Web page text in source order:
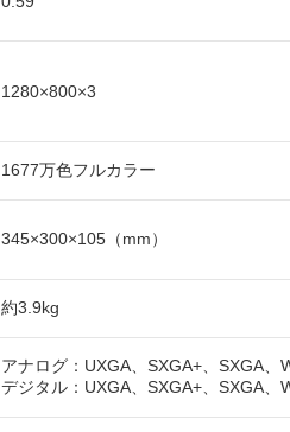
1280×800×3
1677万色フルカラー
345×300×105（mm）
約3.9kg
アナログ：UXGA、SXGA+、SXGA
デジタル：UXGA、SXGA+、SXGA